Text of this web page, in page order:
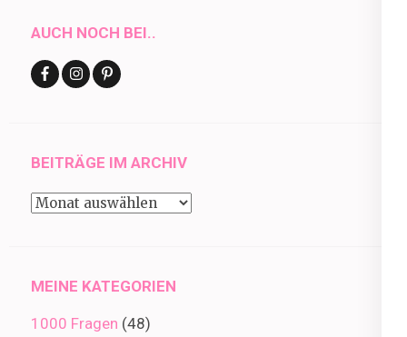
AUCH NOCH BEI..
BEITRÄGE IM ARCHIV
Beiträge
MEINE KATEGORIEN
1000 Fragen (48)